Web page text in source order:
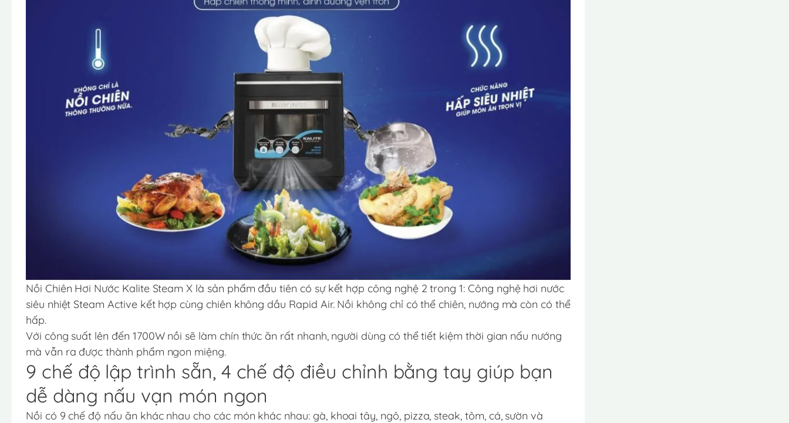
Nồi Chiên Hơi Nước Kalite Steam X là sản phẩm đầu tiên có sự kết hợp công nghệ 2 trong 1: Công nghệ hơi nước
siêu nhiệt Steam Active kết hợp cùng chiên không dầu Rapid Air. Nồi không chỉ có thể chiên, nướng mà còn có thể
hấp.
Với công suất lên đến 1700W nồi sẽ làm chín thức ăn rất nhanh, người dùng có thể tiết kiệm thời gian nấu nướng
mà vẫn ra được thành phẩm ngon miệng.
9 chế độ lập trình sẵn, 4 chế độ điều chỉnh bằng tay giúp bạn
dễ dàng nấu vạn món ngon
Nồi có 9 chế độ nấu ăn khác nhau cho các món khác nhau: gà, khoai tây, ngô, pizza, steak, tôm, cá, sườn và